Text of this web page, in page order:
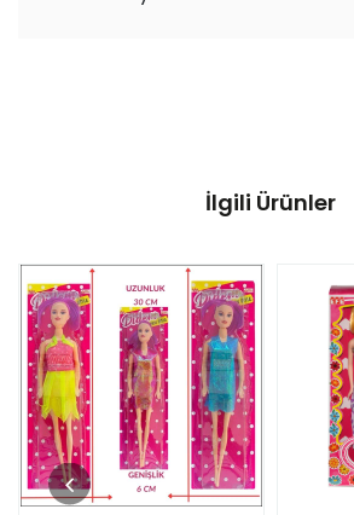
İlgili Ürünler